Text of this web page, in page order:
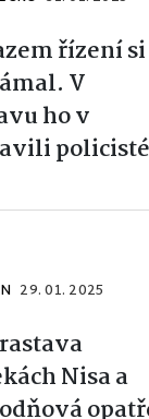
řízení si
V
ho v
policisté
29. 01. 2025
Nisa a